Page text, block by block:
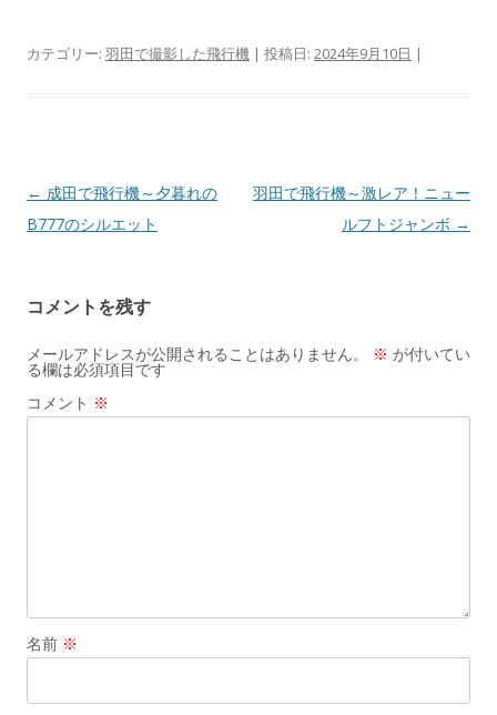
カテゴリー: 羽田で撮影した飛行機 | 投稿日: 2024年9月10日 |
投
稿
ゲ
ー
シ
ョ
← 成田で飛行機～夕暮れの
B777のシルエット
羽田で飛行機～激レア！ニュー
ルフトジャンボ →
コメントを残す
メールアドレスが公開されることはありません。 ※ が付いてい
る欄は必須項目です
コメント ※
名前 ※